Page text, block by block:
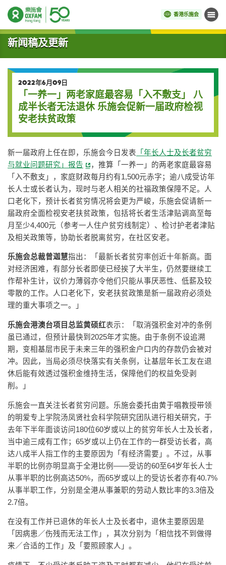
香港乐施会 菜单
开始主要内容
新闻稿及更新
2022年6月09日
「一养一」两老家庭最容易「入不敷支」 八
成半长者无法退休 乐施会促新一届政府检视
安老扶贫政策
新一届政府上任在即，乐施会今日发表 「年长人士及长者贫穷
与就业问题研究」报告
，推算「一养一」的两老家庭最容易
「入不敷支」，家庭财政每月约有1,500元赤字；逾八成受访年
长人士或长者认为，现时与老人相关的社福政策保障不足。人
口老化下，预计长者贫穷情况将会更为严峻，乐施会促请新一
届政府全面检视安老扶贫政策，包括将长者生活津贴调高至每
月至少4,400元（参考一人住户贫穷线制定）、检讨护老者津贴
及相关政策等，协助长者脱离贫穷，在社区安老。
乐施会总裁曾迦慧指出：「最新长者贫穷率创近十年新高。面
对经济困难，有部分长者即使已经挨了大半生，仍然要继续工
作帮补生计，议价力薄弱亦令他们只能从事厌恶性、低薪及较
零散的工作。人口老化下，安老扶贫政策是新一届政府必须处
理的重大事项之一。」
乐施会港澳台项目总监黄硕红表示：「取消强积金对冲的条例
虽已通过，但预计最快到2025年才实施。由于条例不设追溯
期，变相基层市民于未来三年的强积金户口内的存款仍会被对
冲。因此，当局必须尽快落实有关条例，让基层年长工友在退
休后能有效透过强积金维持生活，保障他们的权益免受剥
削。」
乐施会一直关注长者贫穷问题。乐施会委托由黄于唱教授带领
的明爱专上学院汤凤贤社会科学院研究团队进行相关研究，于
去年下半年面谈访问180位60岁或以上的贫穷年长人士及长者，
当中逾三成有工作；65岁或以上仍在工作的一群受访长者，高
达八成半人指工作的主要原因为「有经济需要」。不过，从事
半职的比例亦明显高于全港比例——受访的60至64岁年长人士
从事半职的比例高达50%，而65岁或以上的受访长者亦有40.7%
从事半职工作，分别是全港从事兼职的劳动人数比率的3.3倍及
2.7倍。
在没有工作并已退休的年长人士及长者中，退休主要原因是
「因病患／伤残而无法工作」，其次分别为「相信找不到做得
来／合适的工作」及「要照顾家人」。